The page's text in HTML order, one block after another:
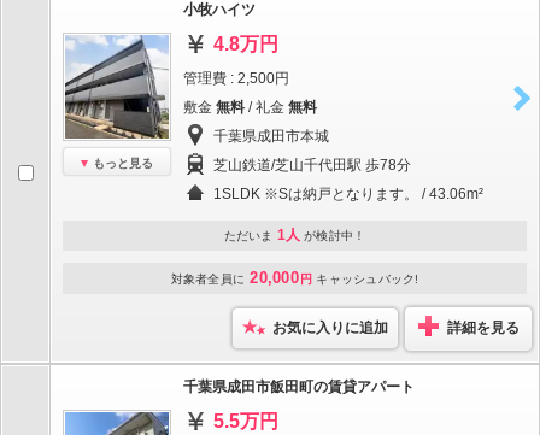
もっと見る
小牧ハイツ
4.8万円
管理費 : 2,500円
敷金 無料 / 礼金 無料
千葉県成田市本城
芝山鉄道/芝山千代田駅 歩78分
1SLDK ※Sは納戸となります。 / 43.06m²
ただいま 1人 が検討中！
対象者全員に 20,000 円 キャッシュバック!
お気に入りに追加 詳細を見る
千葉県成田市飯田町の賃貸アパート
5.5万円